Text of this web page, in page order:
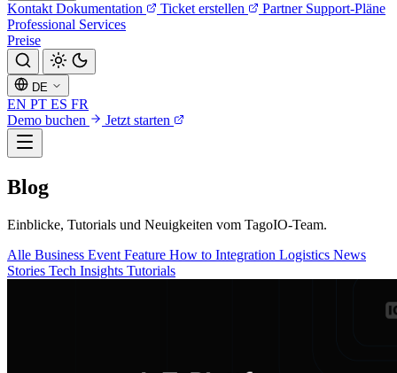
Kontakt Dokumentation Ticket erstellen Partner Support-Pläne
Professional Services
Preise
DE
EN PT ES FR
Demo buchen
Jetzt starten
Blog
Einblicke, Tutorials und Neuigkeiten vom TagoIO-Team.
Alle Business Event Feature How to Integration Logistics News
Stories Tech Insights Tutorials